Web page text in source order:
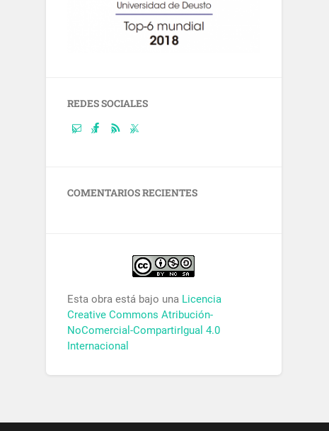
REDES SOCIALES
COMENTARIOS RECIENTES
Esta obra está bajo una Licencia
Creative Commons Atribución-
NoComercial-CompartirIgual 4.0
Internacional